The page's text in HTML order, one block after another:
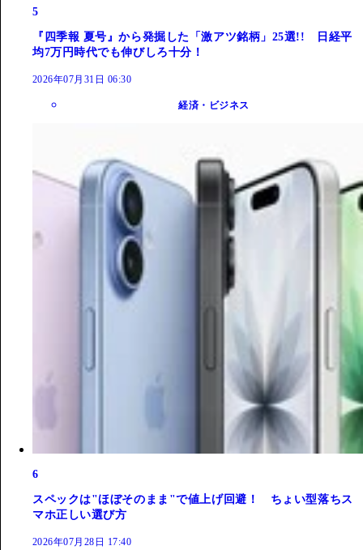
5
『四季報 夏号』から発掘した「激アツ銘柄」25選!! 日経平
均7万円時代でも伸びしろ十分！
2026年07月31日 06:30
経済・ビジネス
6
スペックは"ほぼそのまま"で値上げ回避！ ちょい型落ちス
マホ正しい選び方
2026年07月28日 17:40